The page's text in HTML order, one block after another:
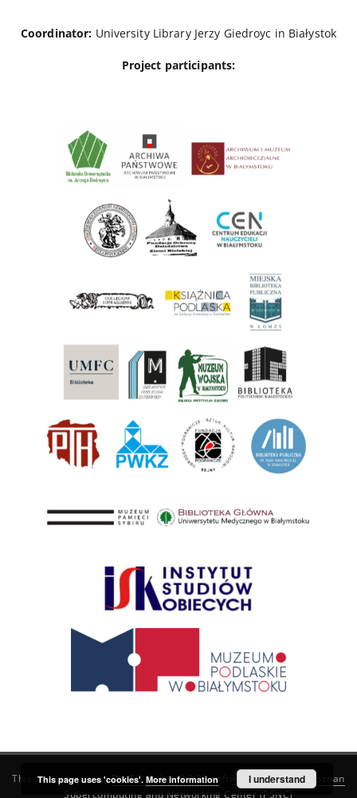
Coordinator: University Library Jerzy Giedroyc in Białystok
Project participants:
This service runs onDInGO dLibra 6.3.21software created by
Poznan
Supercomputing and Networking Center (PSNC)
This page uses 'cookies'. More information I understand